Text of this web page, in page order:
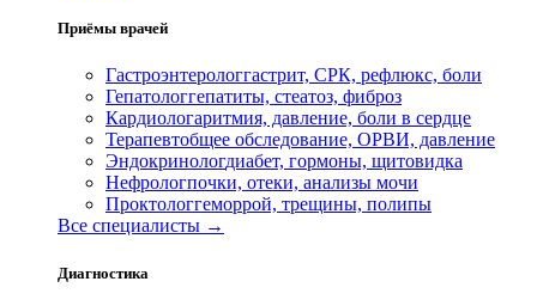
Приёмы врачей
Гастроэнтерологгастрит, СРК, рефлюкс, боли
Гепатологгепатиты, стеатоз, фиброз
Кардиологаритмия, давление, боли в сердце
Терапевтобщее обследование, ОРВИ, давление
Эндокринологдиабет, гормоны, щитовидка
Нефрологпочки, отеки, анализы мочи
Проктологгеморрой, трещины, полипы
Все специалисты →
Диагностика